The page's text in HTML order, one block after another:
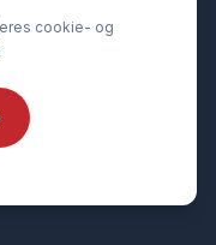
cookie- og